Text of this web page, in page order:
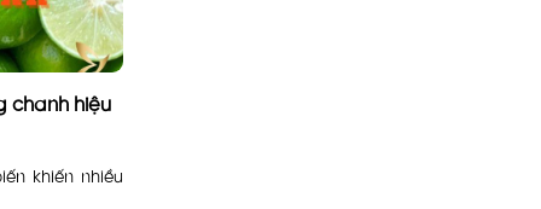
chanh hiệu
khiến nhiều